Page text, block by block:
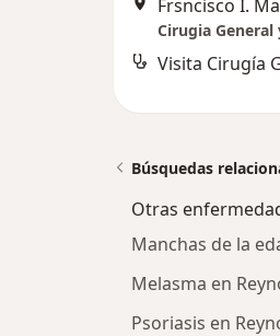
Frsncisco I.
Cirugia
Visita Cirugía
Búsquedas
Otras
Manchas de la
Melasma en
Psoriasis en